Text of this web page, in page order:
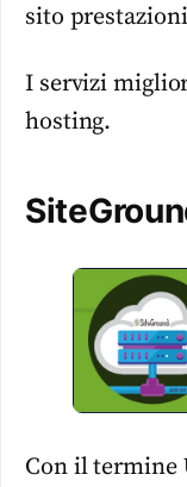
sito
I servizi
hosting.
Con il termine